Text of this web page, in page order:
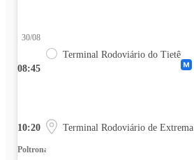
08:45
30/08
Terminal Rodoviário do Tietê
10:20 Terminal Rodoviário de Extrema
Poltrona